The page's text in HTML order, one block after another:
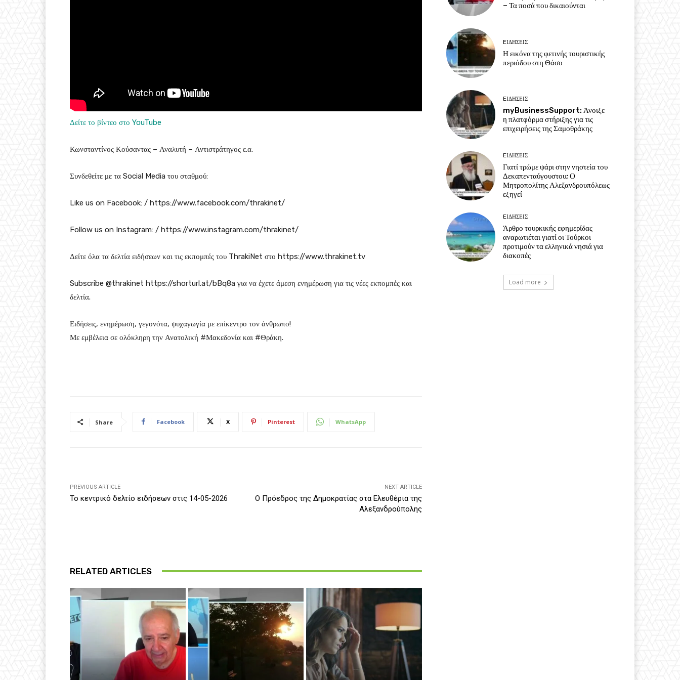
Δείτε το βίντεο στο YouTube
Κωνσταντίνος Κούσαντας – Αναλυτή – Αντιστράτηγος ε.α.
Συνδεθείτε με τα Social Media του σταθμού:
Like us on Facebook: / https://www.facebook.com/thrakinet/
Follow us on Instagram: / https://www.instagram.com/thrakinet/
Δείτε όλα τα δελτία ειδήσεων και τις εκπομπές του ThrakiNet στο https://www.thrakinet.tv
Subscribe @thrakinet https://shorturl.at/bBq8a για να έχετε άμεση ενημέρωση για τις νέες εκπομπές και
δελτία.
Ειδήσεις, ενημέρωση, γεγονότα, ψυχαγωγία με επίκεντρο τον άνθρωπο!
Με εμβέλεια σε ολόκληρη την Ανατολική #Μακεδονία και #Θράκη.
Share Facebook X Pinterest WhatsApp
PREVIOUS ARTICLE
Το κεντρικό δελτίο ειδήσεων στις 14-05-2026
NEXT ARTICLE
Ο Πρόεδρος της Δημοκρατίας στα Ελευθέρια της
Αλεξανδρούπολης
RELATED ARTICLES
– Τα ποσά που δικαιούνται
EΙΔΗΣΕΙΣ
Η εικόνα της φετινής τουριστικής
περιόδου στη Θάσο
EΙΔΗΣΕΙΣ
myBusinessSupport: Άνοιξε
η πλατφόρμα στήριξης για τις
επιχειρήσεις της Σαμοθράκης
EΙΔΗΣΕΙΣ
Γιατί τρώμε ψάρι στην νηστεία του
Δεκαπενταύγουστου; Ο
Μητροπολίτης Αλεξανδρουπόλεως
εξηγεί
EΙΔΗΣΕΙΣ
Άρθρο τουρκικής εφημερίδας
αναρωτιέται γιατί οι Τούρκοι
προτιμούν τα ελληνικά νησιά για
διακοπές
Load more